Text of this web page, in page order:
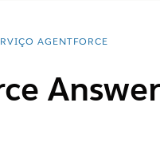
AGENTFORCE